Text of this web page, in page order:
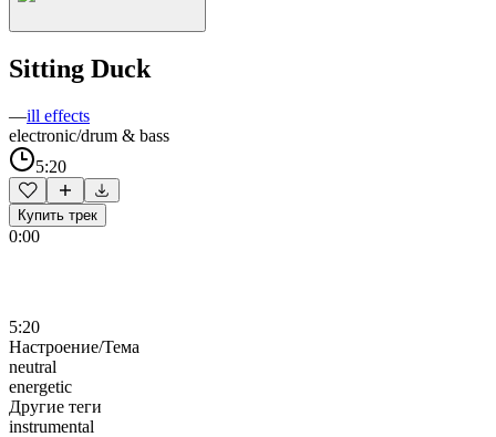
Sitting Duck
—ill effects
electronic/drum & bass
5:20
Купить трек
0:00
5:20
Настроение/Тема
neutral
energetic
Другие теги
instrumental